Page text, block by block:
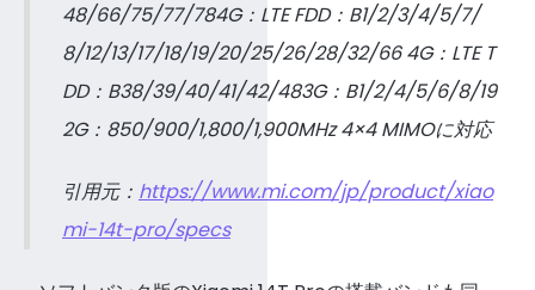
48/66/75/77/784G：LTE FDD：B1/2/3/4/5/7/
8/12/13/17/18/19/20/25/26/28/32/66 4G：LTE T
DD：B38/39/40/41/42/483G：B1/2/4/5/6/8/19
2G：850/900/1,800/1,900MHz 4×4 MIMOに対応
引用元： https://www.mi.com/jp/product/xiao
mi-14t-pro/specs